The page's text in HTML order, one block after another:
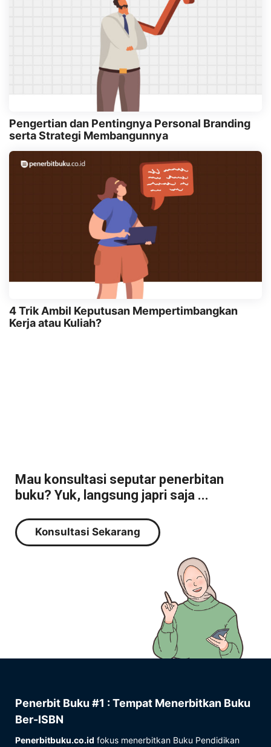
Pengertian dan Pentingnya Personal Branding
serta Strategi Membangunnya
4 Trik Ambil Keputusan Mempertimbangkan
Kerja atau Kuliah?
Mau konsultasi seputar penerbitan
buku? Yuk, langsung japri saja ...
Konsultasi Sekarang
Penerbit Buku #1 : Tempat Menerbitkan Buku
Ber-ISBN
Penerbitbuku.co.id fokus menerbitkan Buku Pendidikan